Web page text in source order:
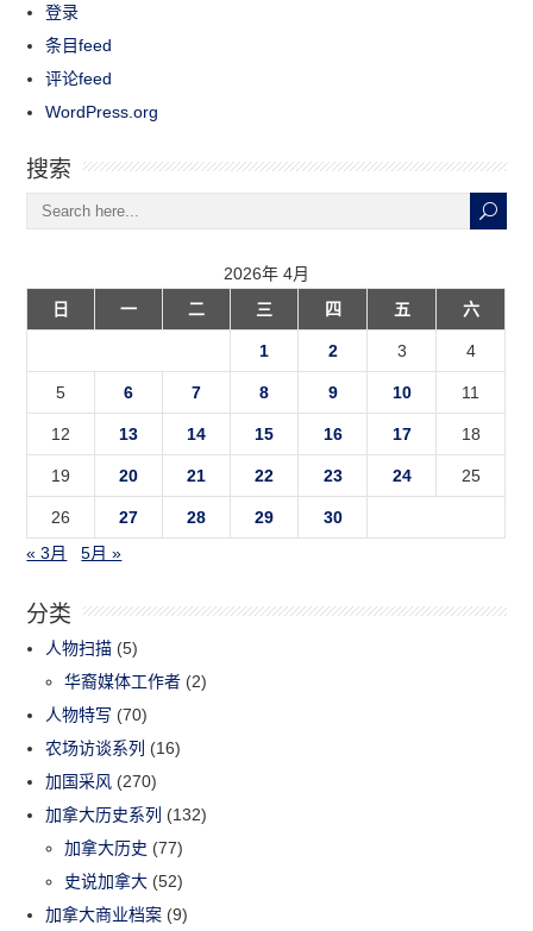
登录
条目feed
评论feed
WordPress.org
搜索
2026年 4月
日
一 二 三 四 五 六
1 2 3 4
5 6 7 8 9 10 11
12 13 14 15 16 17 18
19 20 21 22 23 24 25
26 27 28 29
30
« 3月
5月 »
分类
人物扫描 (5)
华裔媒体工作者 (2)
人物特写 (70)
农场访谈系列 (16)
加国采风 (270)
加拿大历史系列 (132)
加拿大历史 (77)
史说加拿大 (52)
加拿大商业档案 (9)